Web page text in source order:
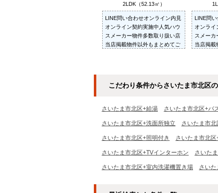
2LDK（52.13㎡）
LINE問い合わせオンライン内見
オンライン契約実施中人気ハウ
スメーカー物件多数取り扱い店
当店掲載物件以外もまとめてご
LINE問
オンライ
スメーカ
当店掲載
こだわり条件からさいたま市北区
さいたま市北区+給湯 さいたま市北区+バ
さいたま市北区+洗面所独立 さいたま市
さいたま市北区+照明付き さいたま市北区
さいたま市北区+TVインターホン さいた
さいたま市北区+室内洗濯機置き場 さい